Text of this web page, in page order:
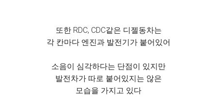
또한 RDC, CDC같은 디젤동차는
각 칸마다 엔진과 발전기가 붙어있어
소음이 심각하다는 단점이 있지만
발전차가 따로 붙어있지는 않은
모습을 가지고 있다